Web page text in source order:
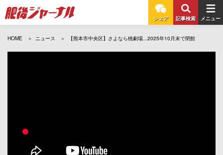
シェア 記事検索 メニュー
HOME ニュース 【熊本市中央区】さよなら桃劇場...2025年10月末で閉館